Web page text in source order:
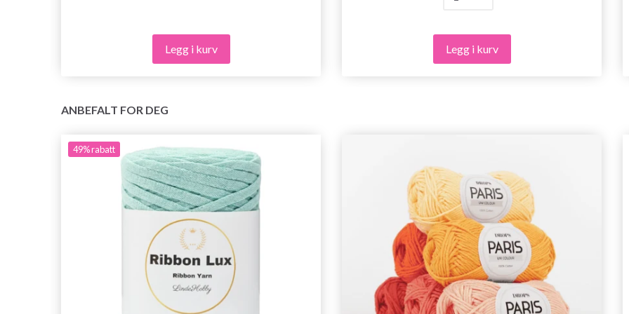
Legg i kurv Legg i kurv
ANBEFALT FOR DEG
49%rabatt